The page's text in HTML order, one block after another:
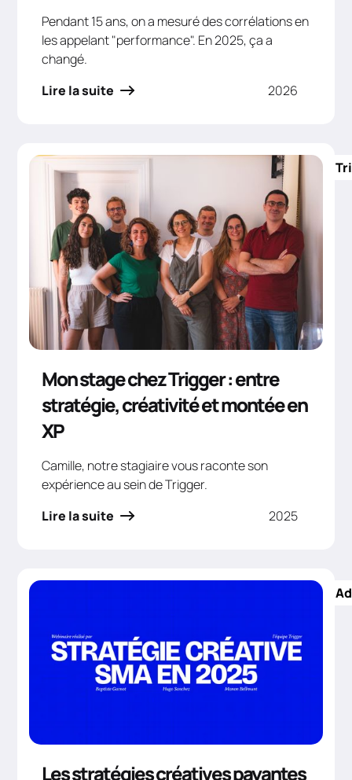
Pendant 15 ans, on a mesuré des corrélations en
les appelant "performance". En 2025, ça a
changé.
Lire la suite
2026
Mon stage chez Trigger : entre
stratégie, créativité et montée en
XP
Camille, notre stagiaire vous raconte son
expérience au sein de Trigger.
Lire la suite
2025
Les stratégies créatives payantes